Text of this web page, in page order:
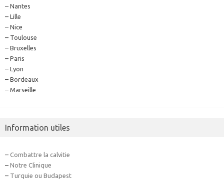
– Nantes
– Lille
– Nice
– Toulouse
– Bruxelles
– Paris
– Lyon
– Bordeaux
– Marseille
Information utiles
– Combattre la calvitie
– Notre Clinique
– Turquie ou Budapest